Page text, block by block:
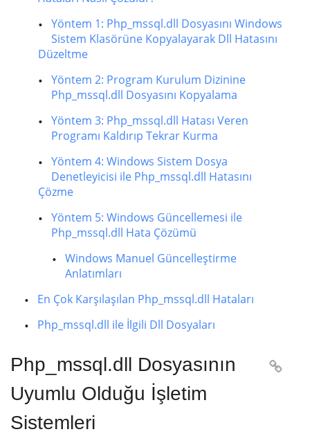
Yöntem 1: Php_mssql.dll Dosyasını Windows
Sistem Klasörüne Kopyalayarak Dll Hatasını
Düzeltme
Yöntem 2: Program Kurulum Dizinine
Php_mssql.dll Dosyasını Kopyalama
Yöntem 3: Php_mssql.dll Hatası Veren
Programı Kaldırıp Tekrar Kurma
Yöntem 4: Windows Sistem Dosya
Denetleyicisi ile Php_mssql.dll Hatasını
Çözme
Yöntem 5: Windows Güncellemesi ile
Php_mssql.dll Hata Çözümü
Windows Manuel Güncelleştirme
Anlatımları
En Çok Karşılaşılan Php_mssql.dll Hataları
Php_mssql.dll ile İlgili Dll Dosyaları
Php_mssql.dll Dosyasının
Uyumlu Olduğu İşletim
Sistemleri
